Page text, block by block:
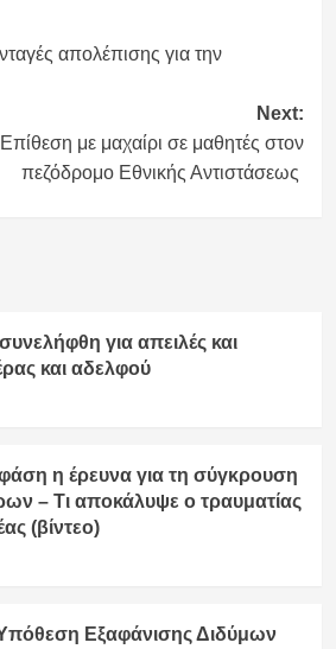
απολέπισης για την
Next:
Επίθεση με μαχαίρι σε μαθητές στον
πεζόδρομο Εθνικής Αντιστάσεως
για απειλές και
και αδελφού
η έρευνα για τη σύγκρουση
– Τι αποκάλυψε ο τραυματίας
(βίντεο)
Εξαφάνισης Διδύμων